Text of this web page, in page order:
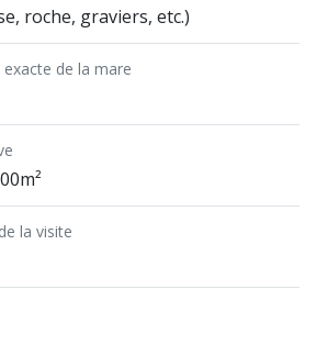
roche, graviers, etc.)
exacte de la mare
la visite